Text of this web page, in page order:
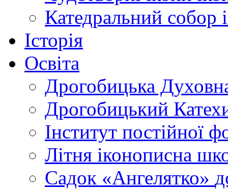
Катедральний собор
Історія
Освіта
Дрогобицька
Дрогобицький
Інститут постійної
Літня іконописна
Садок «Ангелятко»